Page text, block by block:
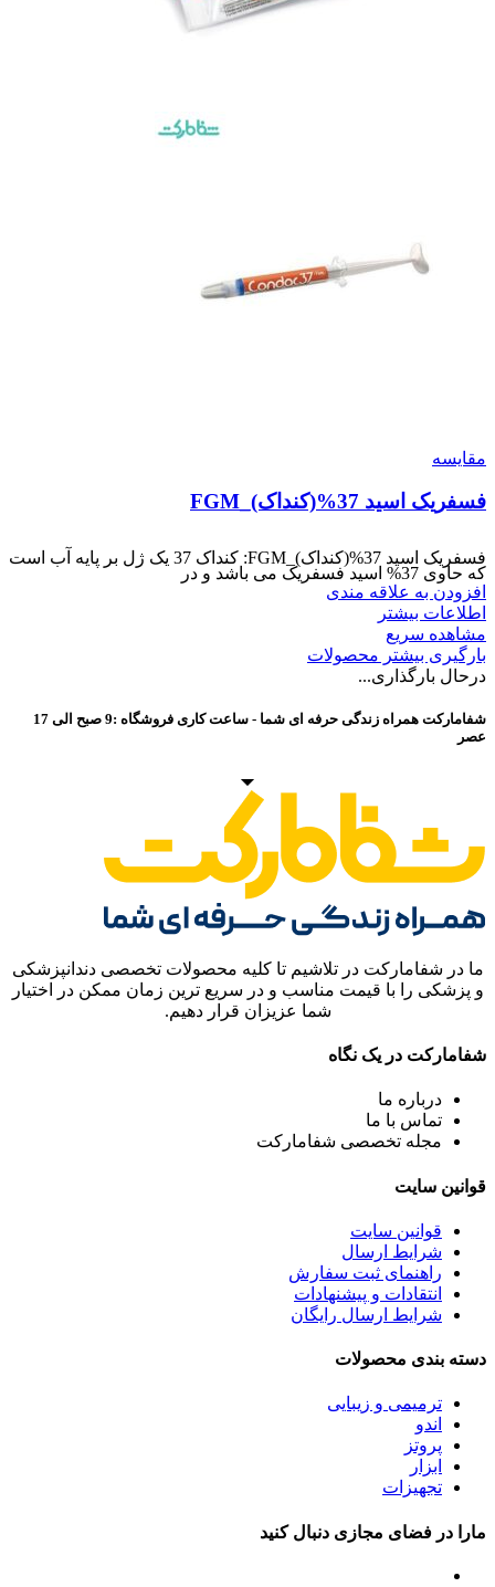
مقایسه
فسفریک اسید 37%(کنداک)_FGM
فسفریک اسید 37%(کنداک)_FGM: کنداک 37 یک ژل بر پایه آب است
که حاوی 37% اسید فسفریک می باشد و در
افزودن به علاقه مندی
اطلاعات بیشتر
مشاهده سریع
بارگیری بیشتر محصولات
درحال بارگذاری...
شفامارکت همراه زندگی حرفه ای شما - ساعت کاری فروشگاه :9 صبح الی 17
عصر
ما در شفامارکت در تلاشیم تا کلیه محصولات تخصصی دندانپزشکی
و پزشکی را با قیمت مناسب و در سریع ترین زمان ممکن در اختیار
شما عزیزان قرار دهیم.
شفامارکت در یک نگاه
درباره ما
تماس با ما
مجله تخصصی شفامارکت
قوانین سایت
قوانین سایت
شرایط ارسال
راهنمای ثبت سفارش
انتقادات و پیشنهادات
شرایط ارسال رایگان
دسته بندی محصولات
ترمیمی و زیبایی
اندو
پروتز
ابزار
تجهیزات
مارا در فضای مجازی دنبال کنید